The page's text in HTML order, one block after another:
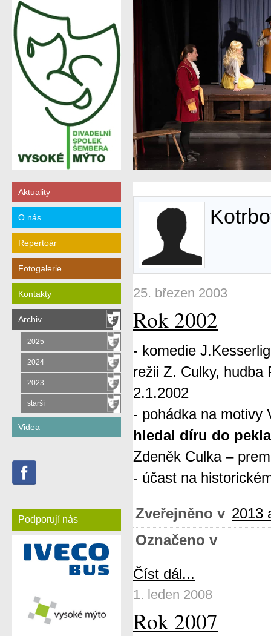
Aktuality
O nás
Repertoár
Fotogalerie
Kontakty
Archiv
2025
2024
2023
starší
Videa
Podporují nás
25. březen 2003
Rok 2002
- komedie
režii Z. Culky,
2.1.2002
- pohádka na motivy
hledal díru do
Zdeněk Culka –
- účast na
Zveřejněno v 2013
Označeno v
Číst dál...
1. leden 2008
Rok 2007